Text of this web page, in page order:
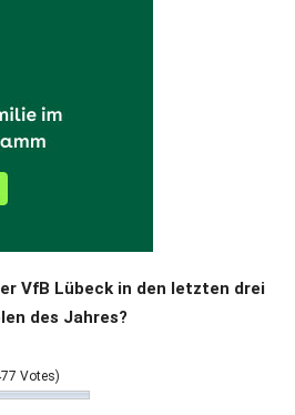
VfB Lübeck in den letzten drei
des Jahres?
Votes)